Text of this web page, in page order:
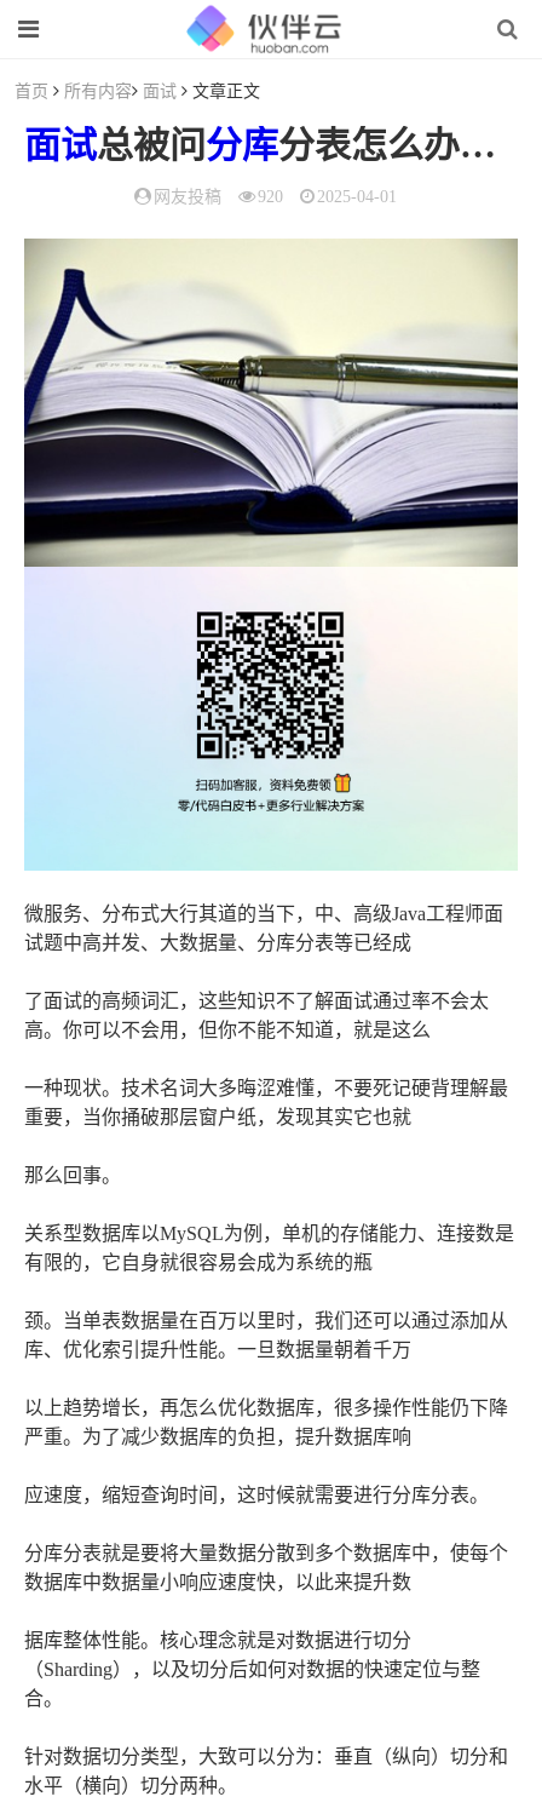
首页 所有内容 面试 文章正文
面试总被问分库分表怎么办？你可以这样怼他
网友投稿 920 2025-04-01
微服务、分布式大行其道的当下，中、高级Java工程师面
试题中高并发、大数据量、分库分表等已经成
了面试的高频词汇，这些知识不了解面试通过率不会太
高。你可以不会用，但你不能不知道，就是这么
一种现状。技术名词大多晦涩难懂，不要死记硬背理解最
重要，当你捅破那层窗户纸，发现其实它也就
那么回事。
关系型数据库以MySQL为例，单机的存储能力、连接数是
有限的，它自身就很容易会成为系统的瓶
颈。当单表数据量在百万以里时，我们还可以通过添加从
库、优化索引提升性能。一旦数据量朝着千万
以上趋势增长，再怎么优化数据库，很多操作性能仍下降
严重。为了减少数据库的负担，提升数据库响
应速度，缩短查询时间，这时候就需要进行分库分表。
分库分表就是要将大量数据分散到多个数据库中，使每个
数据库中数据量小响应速度快，以此来提升数
据库整体性能。核心理念就是对数据进行切分
（Sharding），以及切分后如何对数据的快速定位与整
合。
针对数据切分类型，大致可以分为：垂直（纵向）切分和
水平（横向）切分两种。